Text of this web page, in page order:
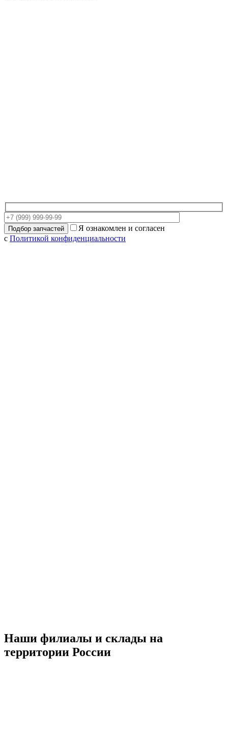
Я ознакомлен и согласен
с Политикой конфиденциальности
Наши филиалы и склады на
территории России